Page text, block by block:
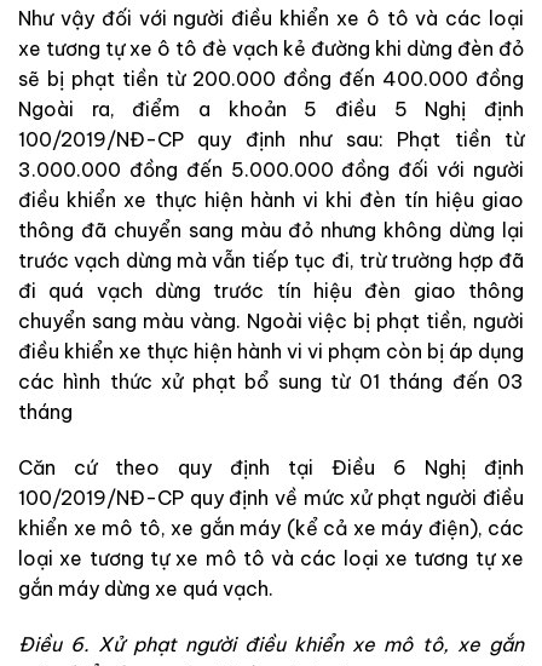
Như vậy đối với người điều khiển xe ô tô và các loại
xe tương tự xe ô tô đè vạch kẻ đường khi dừng đèn đỏ
sẽ bị phạt tiền từ 200.000 đồng đến 400.000 đồng
Ngoài ra, điểm a khoản 5 điều 5 Nghị định
100/2019/NĐ-CP quy định như sau: Phạt tiền từ
3.000.000 đồng đến 5.000.000 đồng đối với người
điều khiển xe thực hiện hành vi khi đèn tín hiệu giao
thông đã chuyển sang màu đỏ nhưng không dừng lại
trước vạch dừng mà vẫn tiếp tục đi, trừ trường hợp đã
đi quá vạch dừng trước tín hiệu đèn giao thông
chuyển sang màu vàng. Ngoài việc bị phạt tiền, người
điều khiển xe thực hiện hành vi vi phạm còn bị áp dụng
các hình thức xử phạt bổ sung từ 01 tháng đến 03
tháng
Căn cứ theo quy định tại Điều 6 Nghị định
100/2019/NĐ-CP quy định về mức xử phạt người điều
khiển xe mô tô, xe gắn máy (kể cả xe máy điện), các
loại xe tương tự xe mô tô và các loại xe tương tự xe
gắn máy dừng xe quá vạch.
Điều 6. Xử phạt người điều khiển xe mô tô, xe gắn